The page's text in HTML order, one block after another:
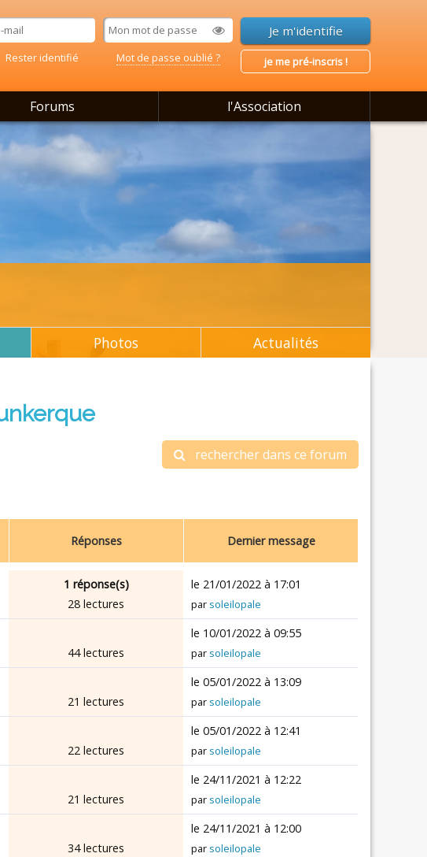
Rester identifié Mot de passe oublié ? je me pré-inscris !
Forums l'Association
Photos Actualités
rechercher dans ce forum
Réponses Dernier message
1 réponse(s)
28 lectures
le 21/01/2022 à 17:01
par soleilopale
44 lectures
le 10/01/2022 à 09:55
par soleilopale
21 lectures
le 05/01/2022 à 13:09
par soleilopale
22 lectures
le 05/01/2022 à 12:41
par soleilopale
21 lectures
le 24/11/2021 à 12:22
par soleilopale
34 lectures
le 24/11/2021 à 12:00
par soleilopale